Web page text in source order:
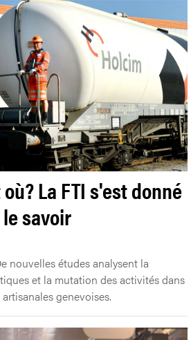
La FTI s'est donné
savoir
nouvelles études analysent la
et la mutation des activités dans
genevoises.